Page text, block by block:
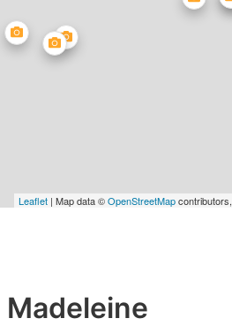
Leaflet | Map data ©OpenStreetMapcontributors,